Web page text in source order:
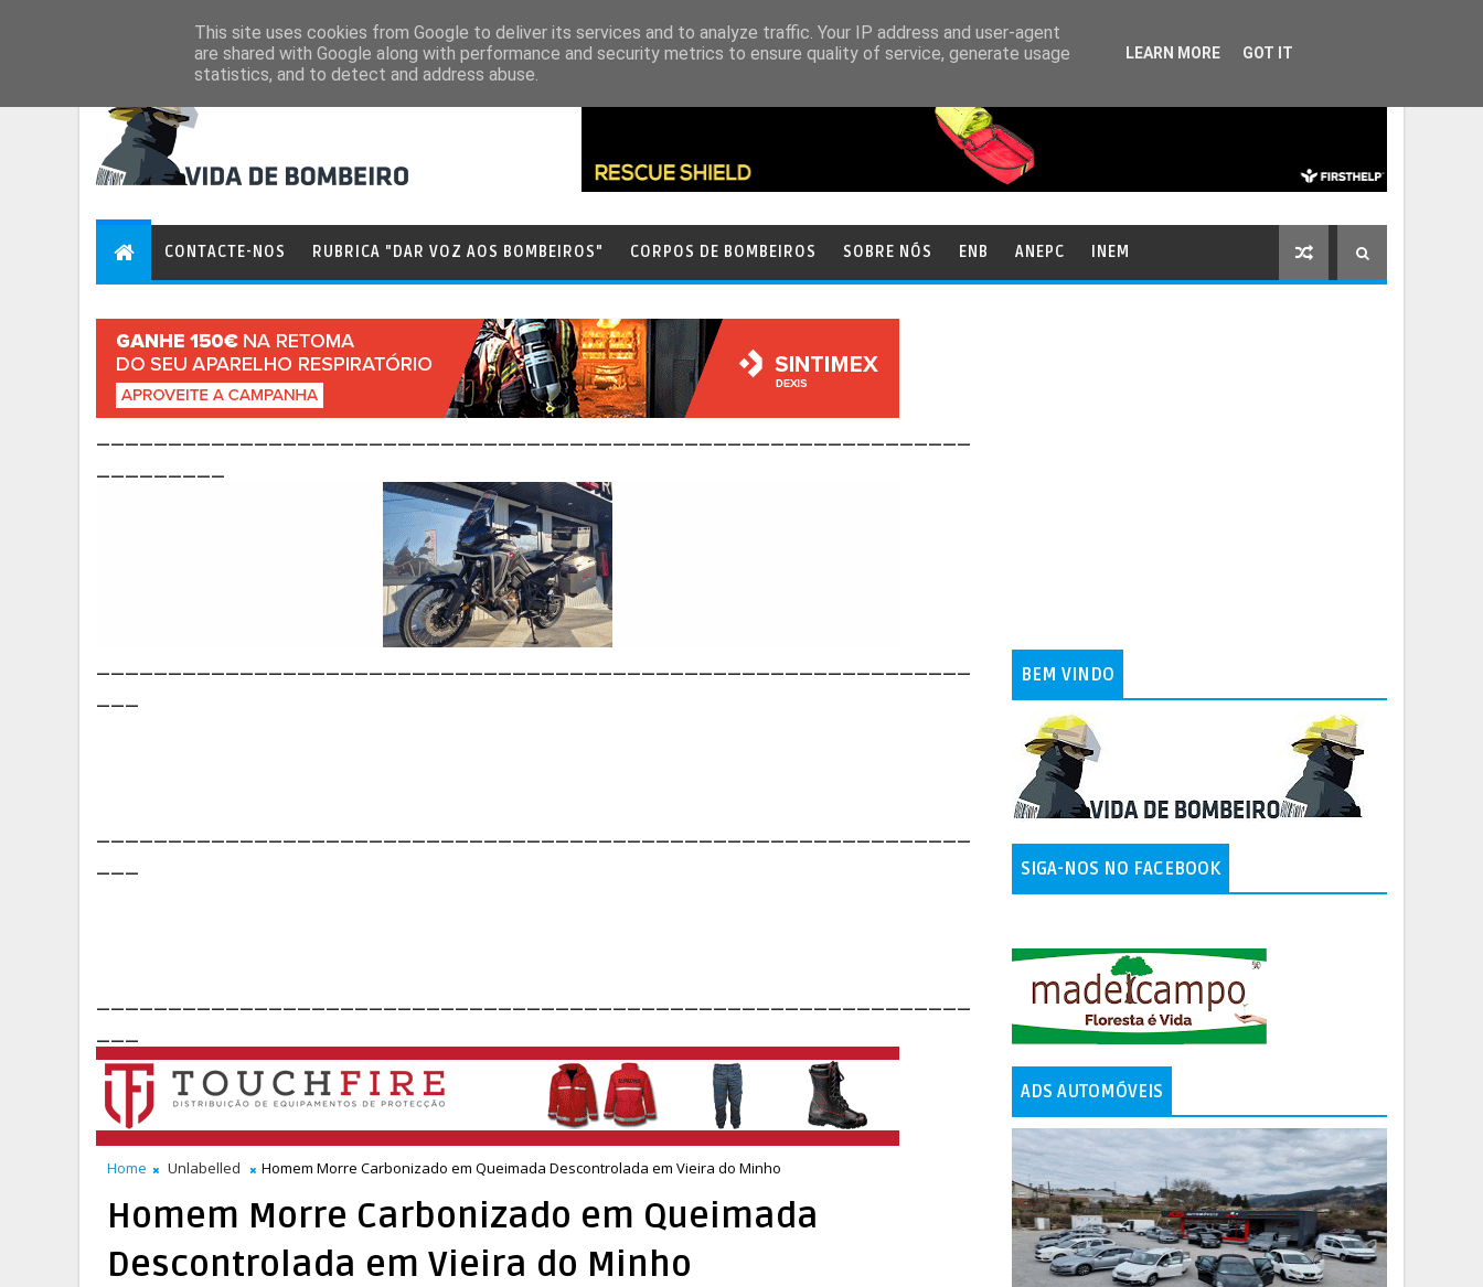
CONTACTE-NOS RUBRICA "DAR VOZ AOS BOMBEIROS" CORPOS DE BOMBEIROS SOBRE NÓS ENB ANEPC INEM
Home Unlabelled Homem Morre Carbonizado em Queimada Descontrolada em Vieira do Minho
Homem Morre Carbonizado em Queimada
Descontrolada em Vieira do Minho
BEM VINDO
SIGA-NOS NO FACEBOOK
ADS AUTOMÓVEIS
This site uses cookies from Google to deliver its services and to analyze traffic. Your IP address and user-agent
are shared with Google along with performance and security metrics to ensure quality of service, generate usage
statistics, and to detect and address abuse.
LEARN MORE GOT IT